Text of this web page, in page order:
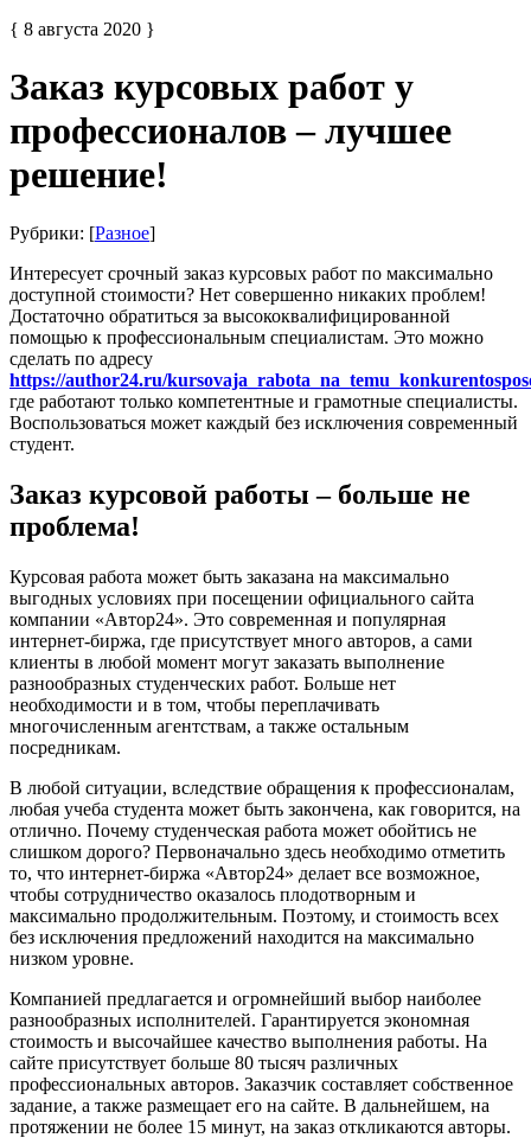
{ 8 августа 2020 }
Заказ курсовых работ у
профессионалов – лучшее
решение!
Рубрики: [Разное]
Интересует срочный заказ курсовых работ по максимально
доступной стоимости? Нет совершенно никаких проблем!
Достаточно обратиться за высококвалифицированной
помощью к профессиональным специалистам. Это можно
сделать по адресу
https://author24.ru/
где работают только компетентные и грамотные специалисты.
Воспользоваться может каждый без исключения современный
студент.
Заказ курсовой работы – больше не
проблема!
Курсовая работа может быть заказана на максимально
выгодных условиях при посещении официального сайта
компании «Автор24». Это современная и популярная
интернет-биржа, где присутствует много авторов, а сами
клиенты в любой момент могут заказать выполнение
разнообразных студенческих работ. Больше нет
необходимости и в том, чтобы переплачивать
многочисленным агентствам, а также остальным
посредникам.
В любой ситуации, вследствие обращения к профессионалам,
любая учеба студента может быть закончена, как говорится, на
отлично. Почему студенческая работа может обойтись не
слишком дорого? Первоначально здесь необходимо отметить
то, что интернет-биржа «Автор24» делает все возможное,
чтобы сотрудничество оказалось плодотворным и
максимально продолжительным. Поэтому, и стоимость всех
без исключения предложений находится на максимально
низком уровне.
Компанией предлагается и огромнейший выбор наиболее
разнообразных исполнителей. Гарантируется экономная
стоимость и высочайшее качество выполнения работы. На
сайте присутствует больше 80 тысяч различных
профессиональных авторов. Заказчик составляет собственное
задание, а также размещает его на сайте. В дальнейшем, на
протяжении не более 15 минут, на заказ откликаются авторы.